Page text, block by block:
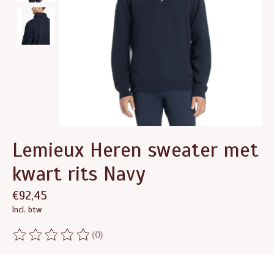
Lemieux Heren sweater met
kwart rits Navy
€92,45
Incl. btw
De beoordeling van dit product is
(0)